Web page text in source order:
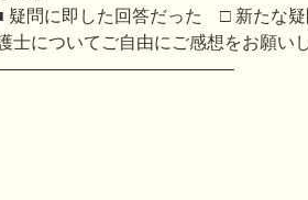
問に即した回答だった □ 新たな疑
士についてご自由にご感想をお願い